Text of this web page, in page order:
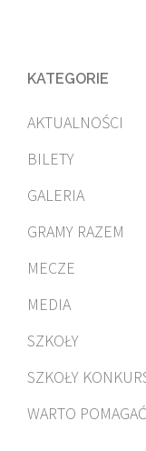
KATEGORIE
AKTUALNOŚCI
BILETY
GALERIA
GRAMY RAZEM
MECZE
MEDIA
SZKOŁY
SZKOŁY
WARTO POMAGAĆ